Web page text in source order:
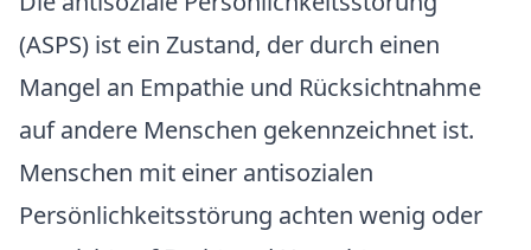
(ASPS) ist ein Zustand, der durch einen
Mangel an Empathie und Rücksichtnahme
auf andere Menschen gekennzeichnet ist.
Menschen mit einer antisozialen
Persönlichkeitsstörung achten wenig oder